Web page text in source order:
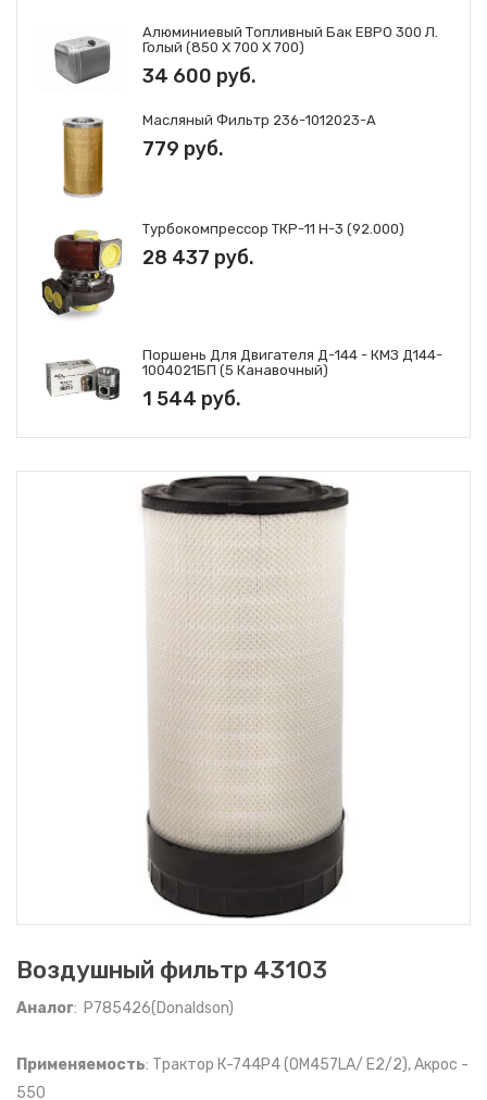
Алюминиевый Топливный Бак ЕВРО 300 Л.
Голый (850 Х 700 Х 700)
34 600 руб.
Масляный Фильтр 236-1012023-А
779 руб.
Турбокомпрессор ТКР-11 Н-3 (92.000)
28 437 руб.
Поршень Для Двигателя Д-144 - КМЗ Д144-
1004021БП (5 Канавочный)
1 544 руб.
Воздушный фильтр 43103
Аналог: P785426(Donaldson)
Применяемость: Трактор К-744P4 (OM457LA/ E2/2), Акрос -
550